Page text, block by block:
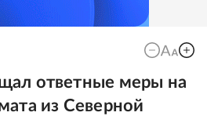
ответные меры на
из Северной